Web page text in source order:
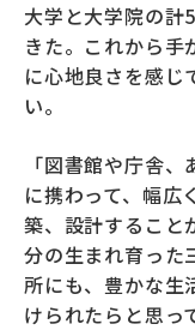
大学と大学院の計
きた。これから手
に心地良さを感じ
い。
「図書館や庁舎
に携わって、幅広
築、設計すること
分の生まれ育った
所にも、豊かな生
けられたらと思っ